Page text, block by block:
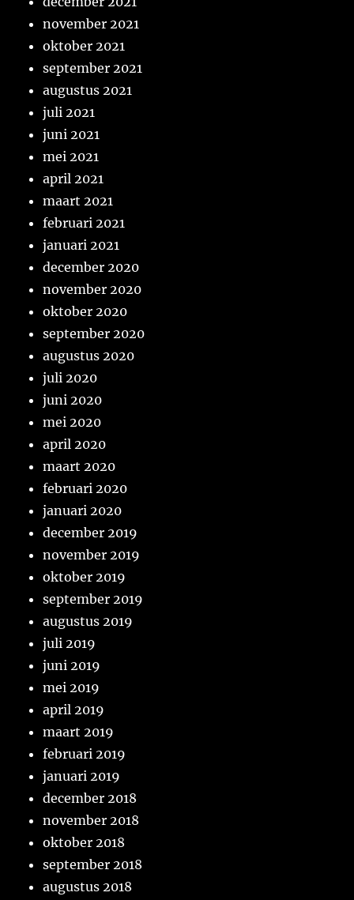
november 2021
oktober 2021
september 2021
augustus 2021
juli 2021
juni 2021
mei 2021
april 2021
maart 2021
februari 2021
januari 2021
december 2020
november 2020
oktober 2020
september 2020
augustus 2020
juli 2020
juni 2020
mei 2020
april 2020
maart 2020
februari 2020
januari 2020
december 2019
november 2019
oktober 2019
september 2019
augustus 2019
juli 2019
juni 2019
mei 2019
april 2019
maart 2019
februari 2019
januari 2019
december 2018
november 2018
oktober 2018
september 2018
augustus 2018